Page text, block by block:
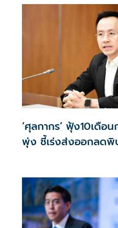
‘ศุลกากร’ ฟุ้ง10เดือน
พุ่ง ชี้เร่งส่งออกลดพิ